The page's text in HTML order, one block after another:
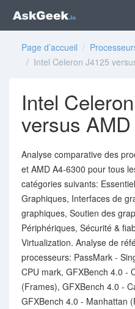
Page d’accueil /
/ Intel Celeron J4125
Intel
versus
Analyse comparative des
et AMD A4-6300 pour tous
catégories suivants:
Graphiques, Interfaces de
graphiques, Soutien des
Périphériques, Sécurité &
Virtualization. Analyse de
processeurs: PassMark -
CPU mark, GFXBench 4.0 -
(Frames), GFXBench 4.0 -
GFXBench 4.0 - Manhattan